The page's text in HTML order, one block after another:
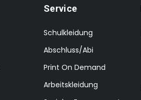
Service
Schulkleidung
Abschluss/Abi
Print On Demand
Arbeitskleidung